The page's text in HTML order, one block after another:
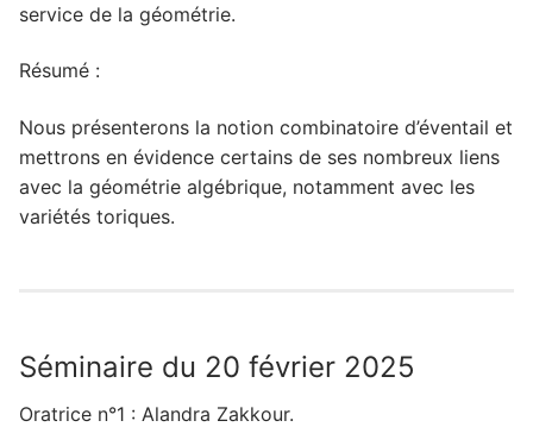
service de la géométrie.
Résumé :
Nous présenterons la notion combinatoire d’éventail et
mettrons en évidence certains de ses nombreux liens
avec la géométrie algébrique, notamment avec les
variétés toriques.
Séminaire du 20 février 2025
Oratrice n°1 : Alandra Zakkour.